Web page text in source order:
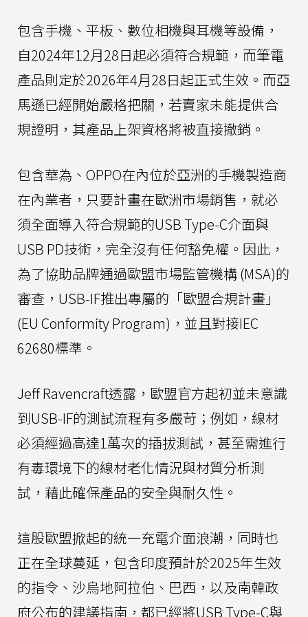
包含手機、平板、數位相機與耳機等設備，
自2024年12月28日起必須符合規範，而筆電
產品則定於2026年4月28日起正式生效。而亞
馬遜已經開始嚴格把關，若賣家未能提供合
規證明，其產品上架資格將被直接撤銷。
包含華為、OPPO在內位於亞洲的手機製造商
在內業者，只要計畫在歐洲市場銷售，就必
須全面導入符合規範的USB Type-C介面與
USB PD技術，完全沒有任何豁免權。因此，
為了協助品牌通過歐盟市場監管機構 (MSA)的
審查，USB-IF推出專屬的「歐盟合規計畫」
(EU Conformity Program)，並且對接IEC
62680標準。
Jeff Ravencraft透露，歐盟官方起初並未意識
到USB-IF的測試流程有多嚴苛；例如，線材
必須經過高達1萬次的插拔測試，甚至需進行
有毒環境下的線材老化情況與材質分析測
試，藉此確保產品的安全與耐久性。
這股歐盟掀起的統一充電介面浪潮，同時也
正在全球蔓延，包含印度預計於2025年生效
的指令、沙烏地阿拉伯、巴西，以及南韓政
府公布的建議指南，都已經將USB Type-C與